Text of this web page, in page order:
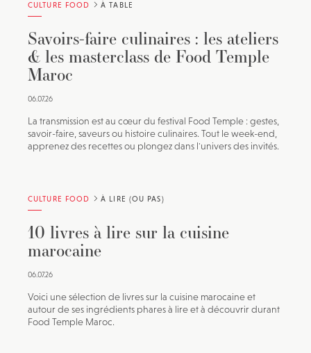
CULTURE FOOD À TABLE
Savoirs-faire culinaires : les ateliers
& les masterclass de Food Temple
Maroc
06.07.26
La transmission est au cœur du festival Food Temple : gestes,
savoir-faire, saveurs ou histoire culinaires. Tout le week-end,
apprenez des recettes ou plongez dans l'univers des invités.
CULTURE FOOD À LIRE (OU PAS)
10 livres à lire sur la cuisine
marocaine
06.07.26
Voici une sélection de livres sur la cuisine marocaine et
autour de ses ingrédients phares à lire et à découvrir durant
Food Temple Maroc.